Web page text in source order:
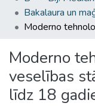
Moderno
veselības
līdz 18